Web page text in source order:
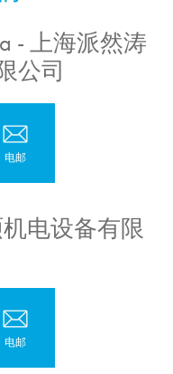
- 上海派然涛
公司
电设备有限